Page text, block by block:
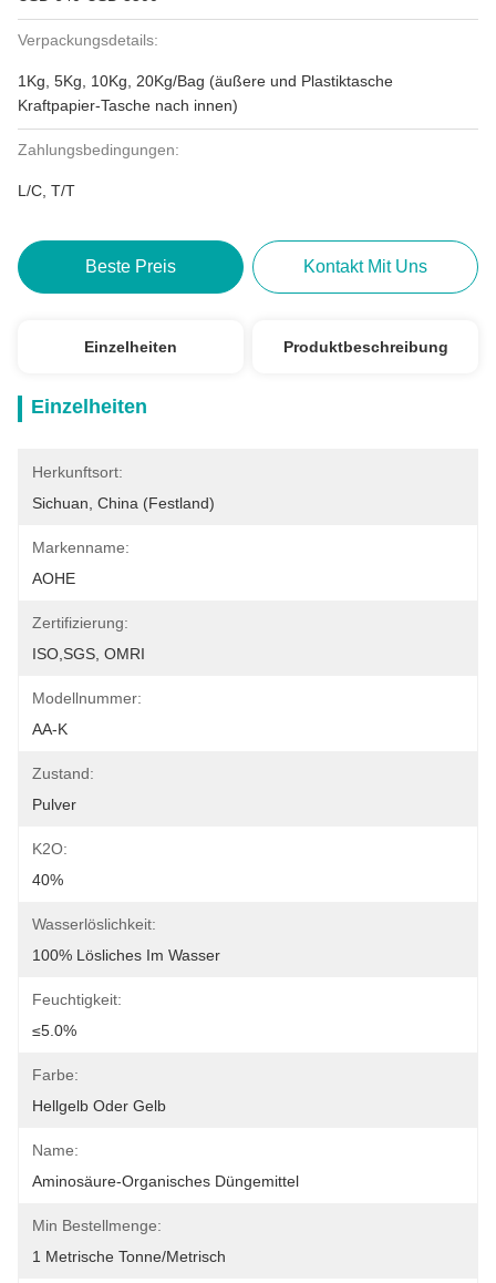
Verpackungsdetails:
1Kg, 5Kg, 10Kg, 20Kg/Bag (äußere und Plastiktasche
Kraftpapier-Tasche nach innen)
Zahlungsbedingungen:
L/C, T/T
Beste Preis Kontakt Mit Uns
Einzelheiten Produktbeschreibung
Einzelheiten
Herkunftsort:
Sichuan, China (Festland)
Markenname:
AOHE
Zertifizierung:
ISO,SGS, OMRI
Modellnummer:
AA-K
Zustand:
Pulver
K2O:
40%
Wasserlöslichkeit:
100% Lösliches Im Wasser
Feuchtigkeit:
≤5.0%
Farbe:
Hellgelb Oder Gelb
Name:
Aminosäure-Organisches Düngemittel
Min Bestellmenge:
1 Metrische Tonne/metrisch